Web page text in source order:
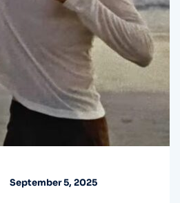
September 5, 2025